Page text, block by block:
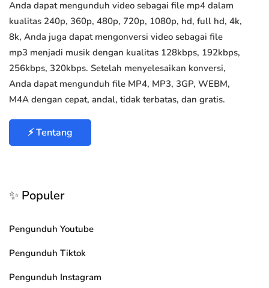
Anda dapat mengunduh video sebagai file mp4 dalam
kualitas 240p, 360p, 480p, 720p, 1080p, hd, full hd, 4k,
8k, Anda juga dapat mengonversi video sebagai file
mp3 menjadi musik dengan kualitas 128kbps, 192kbps,
256kbps, 320kbps. Setelah menyelesaikan konversi,
Anda dapat mengunduh file MP4, MP3, 3GP, WEBM,
M4A dengan cepat, andal, tidak terbatas, dan gratis.
⚡ Tentang
✨ Populer
Pengunduh Youtube
Pengunduh Tiktok
Pengunduh Instagram